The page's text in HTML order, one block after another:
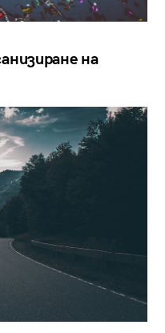
на